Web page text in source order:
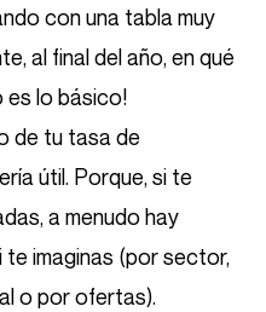
con una tabla muy
al final del año, en qué
es lo básico!
de tu tasa de
útil. Porque, si te
a menudo hay
imaginas (por sector,
o por ofertas).